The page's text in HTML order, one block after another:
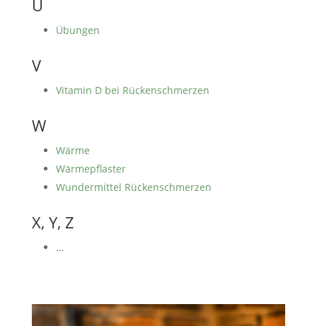
U
Übungen
V
Vitamin D bei Rückenschmerzen
W
Wärme
Wärmepflaster
Wundermittel Rückenschmerzen
X, Y, Z
…